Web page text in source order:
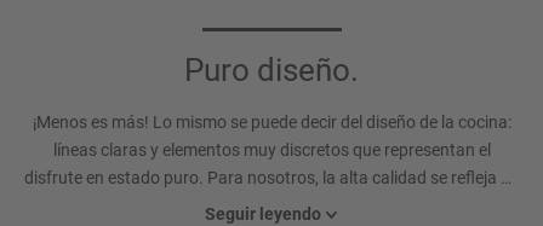
Puro diseño.
¡Menos es más! Lo mismo se puede decir del diseño de la cocina:
líneas claras y elementos muy discretos que representan el
disfrute en estado puro. Para nosotros, la alta calidad se refleja en
la interacción perfecta entre diseño y funcionalidad. Los frentes
Seguir leyendo